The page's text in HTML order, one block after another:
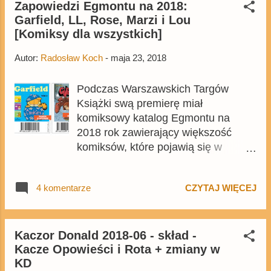
Kołodziejczaka wynika, że szybciej
lub później powinno coś
disnejowskiego pojawić się. Cały
Egmontu . W listopadzie zostanie
Nowe przygody , w przeciwieństwie
do wcześniejszych albumów będzie
zawierał jedną, pełnometrażową
opowieść, a za komiks będzie
odpowiadało trio w składzie: Kur,
dzielnych wojów, ponieważ na ten
rok Egmont planuje kilka
obcojęzycznych edycji komiksu
Christy, w tym ukraińską wersję
Wielkiego turnieju , Także fani
Zapowiedzi Egmontu na 2018:
Garfield, LL, Rose, Marzi i Lou
[Komiksy dla wszystkich]
Autor: Radosław Koch - maja 23, 2018
Podczas Warszawskich Targów
Książki swą premierę miał
komiksowy katalog Egmontu na
2018 rok zawierający większość
komiksów, które pojawią się w
kolejnych komiksów Disneya, lecz
ciekawych nowości lub też długo
oczekiwanych reedycji komiksów
humorystycznych. We wrześniu
4 komentarze CZYTAJ WIĘCEJ
Kaczor Donald 2018-06 - skład -
Kacze Opowieści i Rota + zmiany w
KD